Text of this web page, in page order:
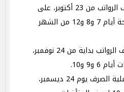
يبدأ صرف الرواتب من 23 أكتوبر، على
أن تكون المتأخرات متاحة أيام 7 و8 و12 من الشهر
يتم صرف الرواتب بداية من 24 نوفمبر،
و9 و10.
تبدأ عملية الصرف يوم 24 ديسمبر،